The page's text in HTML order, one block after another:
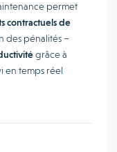
permet
contractuels de
des pénalités –
grâce à
en temps réel